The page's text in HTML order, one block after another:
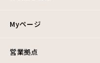
Myページ
営業拠点